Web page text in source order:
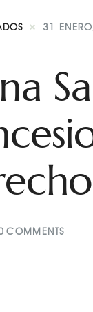
31
COMMENTS